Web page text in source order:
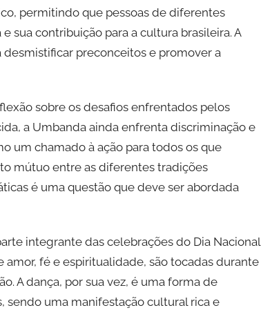
permitindo que pessoas de diferentes
sua contribuição para a cultura brasileira. A
preconceitos e promover a
sobre os desafios enfrentados pelos
a Umbanda ainda enfrenta discriminação e
um chamado à ação para todos os que
mútuo entre as diferentes tradições
é uma questão que deve ser abordada
integrante das celebrações do Dia Nacional
fé e espiritualidade, são tocadas durante
A dança, por sua vez, é uma forma de
sendo uma manifestação cultural rica e